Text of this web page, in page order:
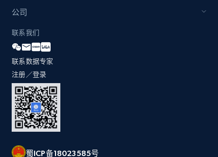
Youtube - Videos posts - Discovery videos
by podcast url
URL, Title, Youtuber, Youtuber md5, Video url,
Video length, Likes, Views, and more.
8.1K+
Amazon Reviews
公司
联系我们
联系数据专家
注册／登录
蜀ICP备18023585号